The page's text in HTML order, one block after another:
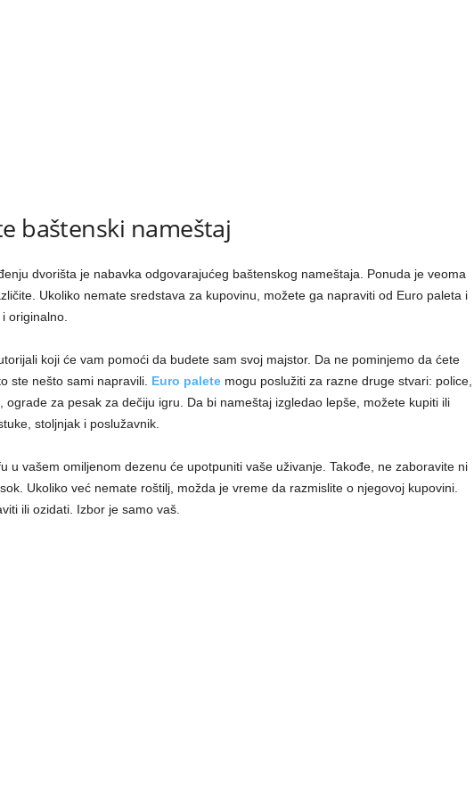
baštenski nameštaj
dvorišta je nabavka odgovarajućeg baštenskog nameštaja. Ponuda je veoma
Ukoliko nemate sredstava za kupovinu, možete ga napraviti od Euro paleta i
originalno.
koji će vam pomoći da budete sam svoj majstor. Da ne pominjemo da ćete
ste nešto sami napravili. Euro paletemogu poslužiti za razne druge stvari: police,
ograde za pesak za dečiju igru. Da bi nameštaj izgledao lepše, možete kupiti ili
stoljnjak i poslužavnik.
u vašem omiljenom dezenu će upotpuniti vaše uživanje. Takođe, ne zaboravite ni
Ukoliko već nemate roštilj, možda je vreme da razmislite o njegovoj kupovini.
ili ozidati. Izbor je samo vaš.